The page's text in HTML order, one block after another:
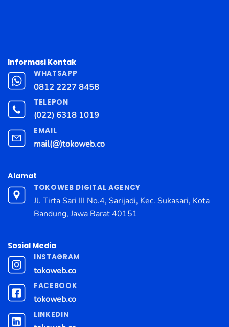
Informasi Kontak
WHATSAPP
0812 2227 8458
TELEPON
(022) 6318 1019
EMAIL
mail(@)tokoweb.co
Alamat
TOKOWEB DIGITAL AGENCY
Jl. Tirta Sari III No.4, Sarijadi, Kec. Sukasari, Kota
Bandung, Jawa Barat 40151
Sosial Media
INSTAGRAM
tokoweb.co
FACEBOOK
tokoweb.co
LINKEDIN